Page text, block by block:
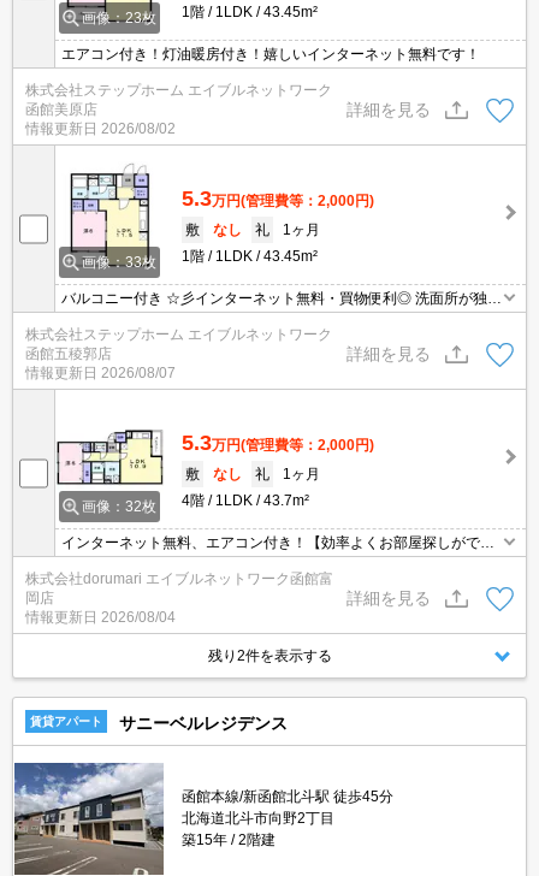
画像：23枚
1階
1LDK 43.45m²
エアコン付き！灯油暖房付き！嬉しいインターネット無料です！
株式会社ステップホーム エイブルネットワーク
函館美原店
情報更新日 2026/08/02
詳細を見る
画像：33枚
5.3万円(管理費等：2,000円)
敷
なし 礼
1ヶ月
1階
1LDK 43.45m²
バルコニー付き ☆彡インターネット無料・買物便利◎ 洗面所が独立
株式会社ステップホーム エイブルネットワーク
函館五稜郭店
情報更新日 2026/08/07
詳細を見る
画像：32枚
5.3万円(管理費等：2,000円)
敷
なし 礼
1ヶ月
4階
1LDK 43.7m²
インターネット無料、エアコン付き！【効率よくお部屋探しができ
は「窓口を一つにして」エイブルNW函館富岡店へお任せくださ
い！どのお部屋でもご紹介、ご案内させていただきます。
株式会社dorumari エイブルネットワーク函館富
岡店
情報更新日 2026/08/04
詳細を見る
残り2件を表示する
賃貸アパート サニーベルレジデンス
函館本線/新函館北斗駅 徒歩45分
北海道北斗市向野2丁目
築15年
2階建